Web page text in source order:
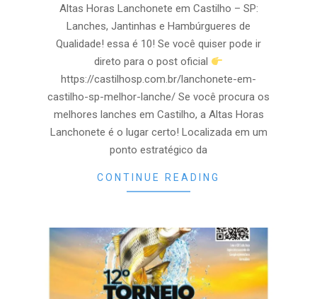
Altas Horas Lanchonete em Castilho – SP:
Lanches, Jantinhas e Hambúrgueres de
Qualidade! essa é 10! Se você quiser pode ir
direto para o post oficial
https://castilhosp.com.br/lanchonete-em-
castilho-sp-melhor-lanche/ Se você procura os
melhores lanches em Castilho, a Altas Horas
Lanchonete é o lugar certo! Localizada em um
ponto estratégico da
CONTINUE READING